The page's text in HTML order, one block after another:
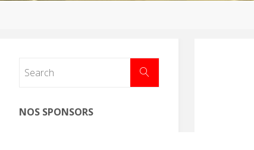
NOS SPONSORS